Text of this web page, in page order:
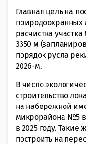
Главная цель на
природоохранных
расчистка
3350 м
порядок русла
2026-м.
В число
строительство
на набережной
микрорайона №5 в
в 2025 году. Такие
построить на